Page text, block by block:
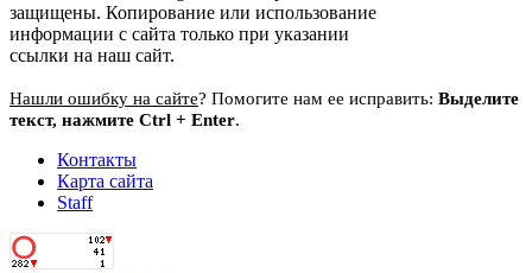
защищены. Копирование или использование
информации с сайта только при указании
ссылки на наш сайт.
Нашли ошибку на сайте? Помогите нам ее исправить: Выделите
текст, нажмите Ctrl + Enter.
Контакты
Карта сайта
Staff